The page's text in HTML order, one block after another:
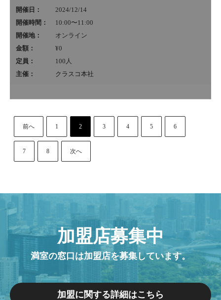
開催日：
2024/12/14
開催時間：
10:00〜11:00
開催地：
オンライン
金額：
¥0
定員：
100 人
主催：
クラスコ本社
前へ 1 2 3 4 5 6
7 8 次へ
加盟店募集中
満室の窓口は加盟店を募集しています。
加盟に関する詳細はこちら